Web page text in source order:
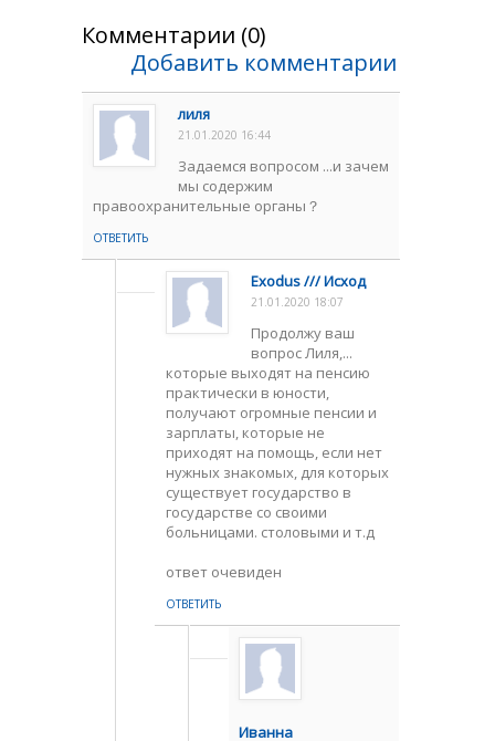
Комментарии (0)
Добавить комментарии
лиля
21.01.2020 16:44
Задаемся вопросом ...и зачем
мы содержим
правоохранительные органы？
ОТВЕТИТЬ
Exodus /// Исход
21.01.2020 18:07
Продолжу ваш
вопрос Лиля,...
которые выходят на пенсию
практически в юности,
получают огромные пенсии и
зарплаты, которые не
приходят на помощь, если нет
нужных знакомых, для которых
существует государство в
государстве со своими
больницами. столовыми и т.д
ответ очевиден
ОТВЕТИТЬ
Иванна